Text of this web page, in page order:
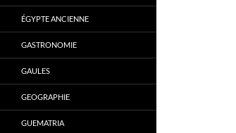
ÉGYPTE ANCIENNE
GASTRONOMIE
GAULES
GEOGRAPHIE
GUEMATRIA